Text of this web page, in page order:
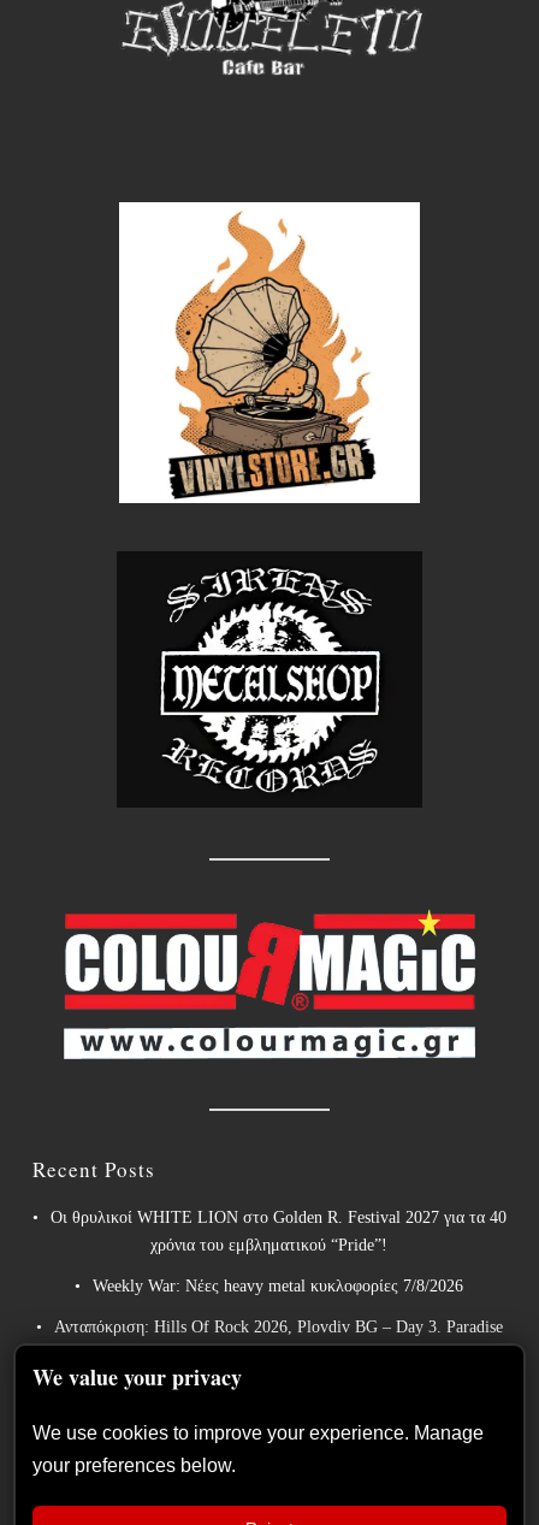
Recent Posts
Οι θρυλικοί WHITE LION στο Golden R. Festival 2027 για τα 40
χρόνια του εμβληματικού “Pride”!
Weekly War: Νέες heavy metal κυκλοφορίες 7/8/2026
Ανταπόκριση: Hills Of Rock 2026, Plovdiv BG – Day 3. Paradise
Πλόβντιβ
Οι Γερμανοί πρωτοπόροι του συμφωνικού metal XANDRIA
David Eugene Edwards και προαναγγέλλουν το νέο τους στούντιο
We value your privacy
We use cookies to improve your experience. Manage
your preferences below.